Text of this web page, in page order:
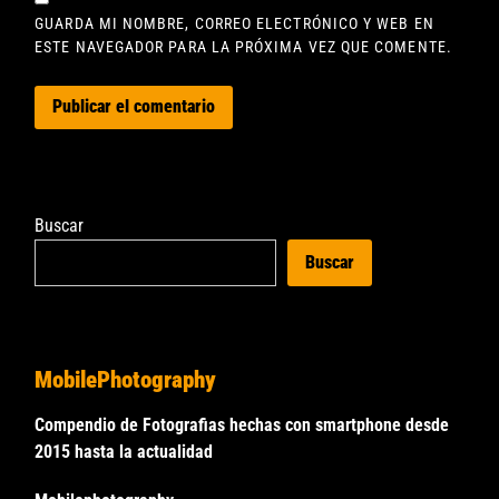
GUARDA MI NOMBRE, CORREO ELECTRÓNICO Y WEB EN
ESTE NAVEGADOR PARA LA PRÓXIMA VEZ QUE COMENTE.
Buscar
Buscar
MobilePhotography
Compendio de Fotografias hechas con smartphone desde
2015 hasta la actualidad